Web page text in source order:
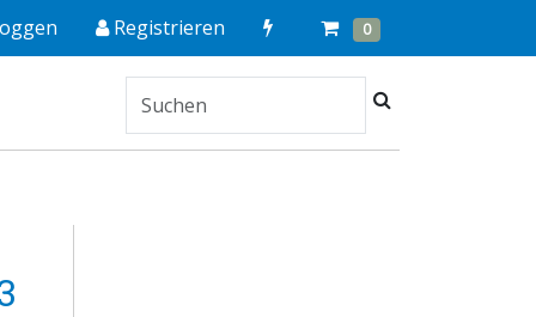
Registrieren
Quick
Order
Cart
0 Items